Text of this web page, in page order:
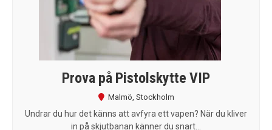
Prova på Pistolskytte VIP
Malmö, Stockholm
Undrar du hur det känns att avfyra ett vapen? När du kliver
in på skjutbanan känner du snart...